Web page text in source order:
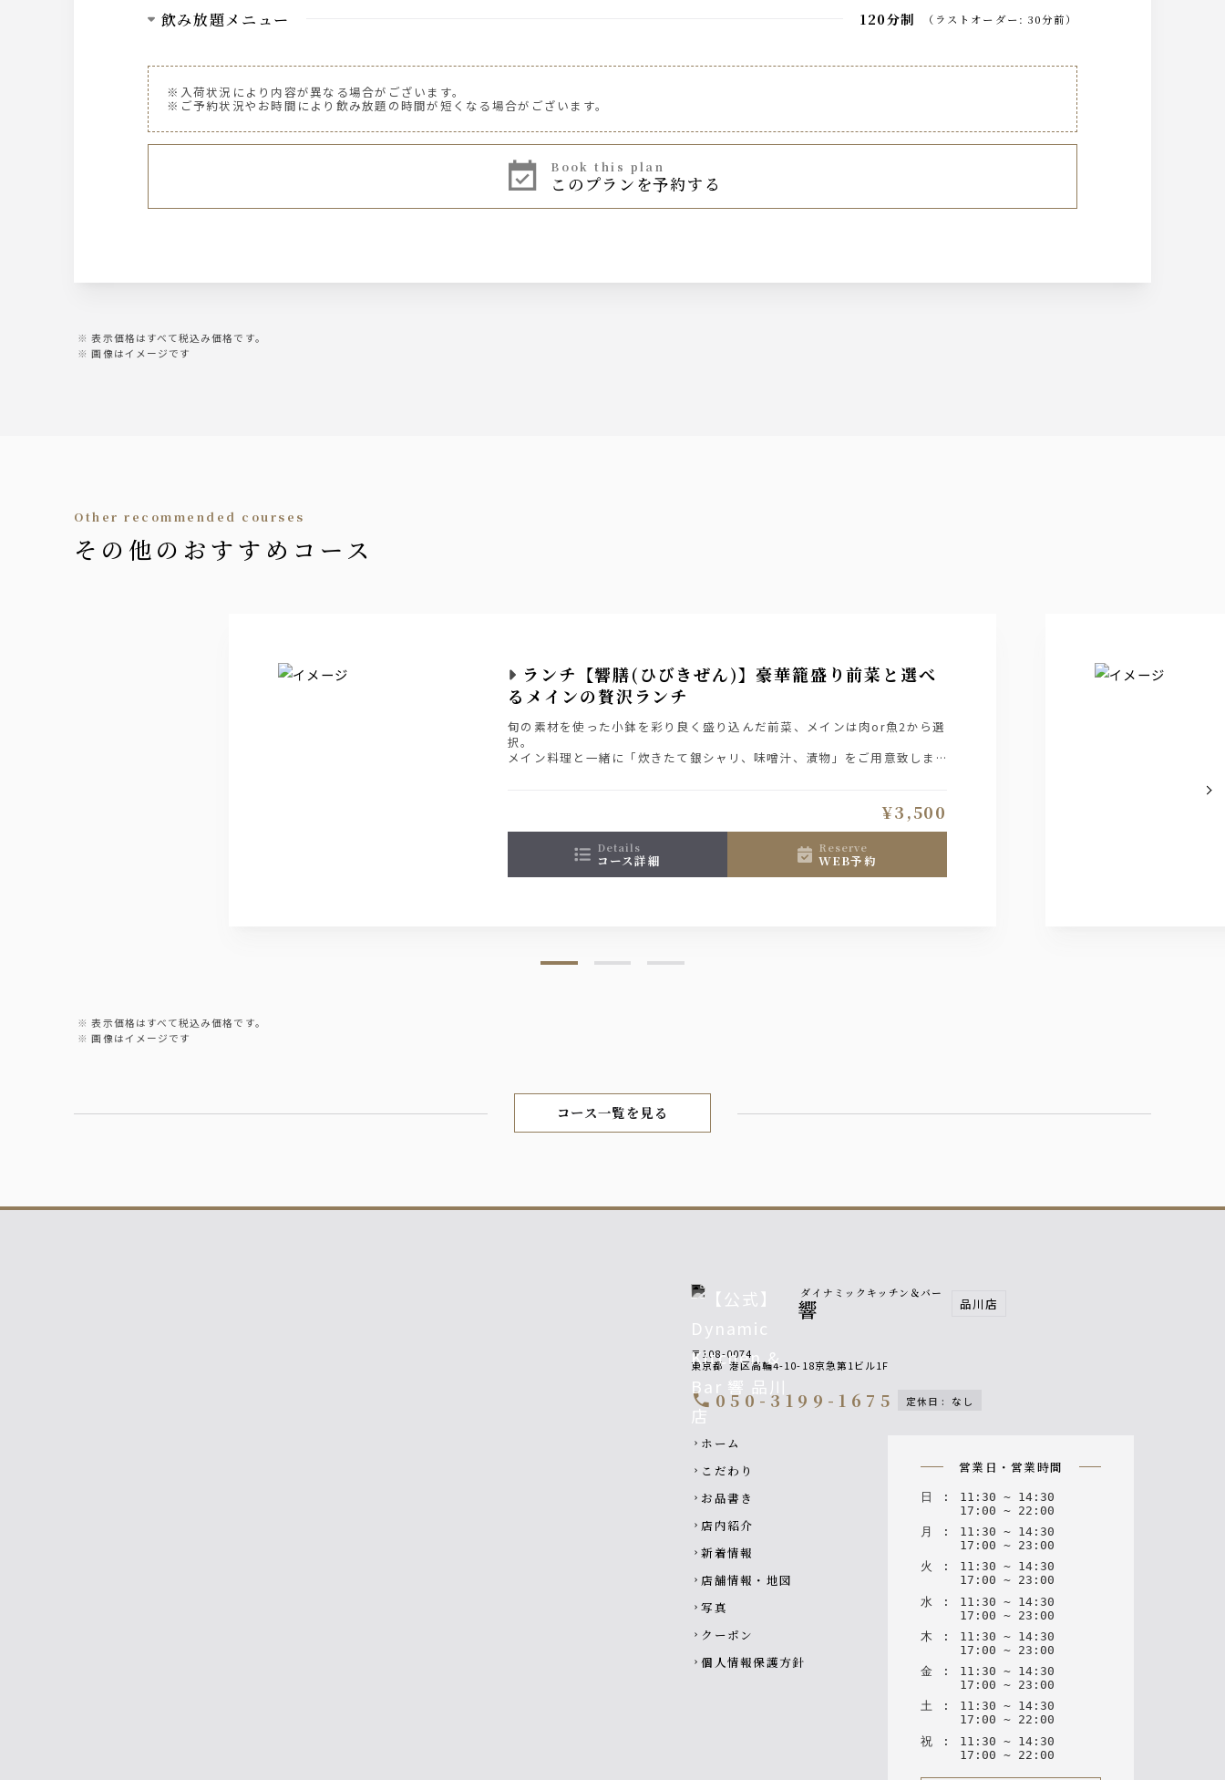
飲み放題メニュー 120分制 （ ラストオーダー: 30分前）
ザ・プレミアム・モルツ 香るエール 樽生
ウィスキー
アイルランド：カネマラ
・トマトサワー
・梅干しサワー
ジン
ジャパンクラフト『六ROKU』
・ジンソーダ
※入荷状況により内容が異なる場合がございます。
※ご予約状況やお時間により飲み放題の時間が短くなる場合がございます。
book this plan
このプランを予約する
表示価格はすべて税込み価格です。
画像はイメージです
other recommended courses
その他のおすすめコース
ランチ【響膳(ひびきぜん)】豪華籠盛り前菜と選べ
るメインの贅沢ランチ
旬の素材を使った小鉢を彩り良く盛り込んだ前菜、メインは肉or魚2から選
択。
メイン料理と一緒に「炊きたて銀シャリ、味噌汁、漬物」をご用意致しま
¥3,500
details
コース詳細
reserve
WEB予約
表示価格はすべて税込み価格です。
画像はイメージです
コース一覧を見る
ダイナミックキッチン＆バー
響 品川店
〒108-0074
東京都 港区高輪4-10-18京急第1ビル1F
call 050-3199-1675 定休日 : なし
Footer navigation
chevron_right ホーム
chevron_right こだわり
chevron_right お品書き
chevron_right 店内紹介
chevron_right 新着情報
chevron_right 店舗情報・地図
chevron_right 写真
chevron_right クーポン
chevron_right 個人情報保護方針
営業日・営業時間
日 : 11 : 30 ~ 14 : 30
17 :00 ~ 22 :00
月
: 11 : 30 ~ 14 : 30
17 :00 ~ 23 :00
火
: 11 : 30 ~ 14 : 30
17 :00 ~ 23 :00
水
: 11 : 30 ~ 14 : 30
17 :00 ~ 23 :00
木
: 11 : 30 ~ 14 : 30
17 :00 ~ 23 :00
金
: 11 : 30 ~ 14 : 30
17 :00 ~ 23 :00
土
: 11 : 30 ~ 14 : 30
17 :00 ~ 22 :00
祝 : 11 : 30 ~ 14 : 30
17 :00 ~ 22 :00